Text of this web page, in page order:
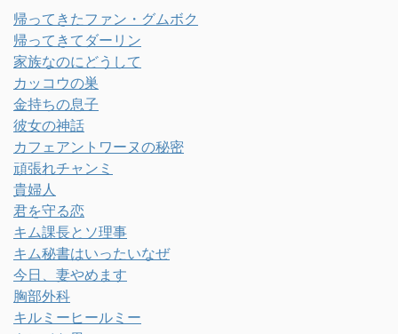
帰ってきたファン・グムボク
帰ってきてダーリン
家族なのにどうして
カッコウの巣
金持ちの息子
彼女の神話
カフェアントワーヌの秘密
頑張れチャンミ
貴婦人
君を守る恋
キム課長とソ理事
キム秘書はいったいなぜ
今日、妻やめます
胸部外科
キルミーヒールミー